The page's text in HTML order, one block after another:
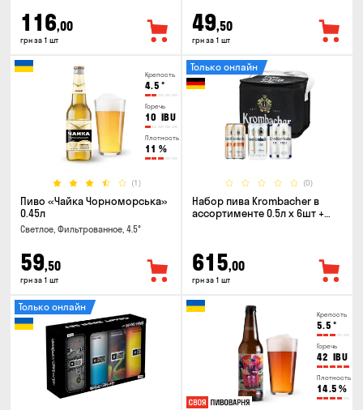
116,00
грн за 1 шт
49,50
грн за 1 шт
Крепость
4.5 °
Горечь
10 IBU
Плотность
11 %
(1)
Пиво «Чайка Чорноморська»
0.45л
Светлое, Фильтрованное, 4.5°
59,50
грн за 1 шт
(0)
Только онлайн
Набор пива Krombacher в
ассортименте 0.5л х 6шт +
615,00
грн за 1 шт
Только онлайн
Крепость
5.5 °
Горечь
42 IBU
Плотность
14.5 %